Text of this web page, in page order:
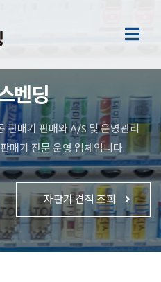
벤딩
판매기 판매와 A/S 및 운영관리
매기 전문 운영 업체입니다.
자판기 견적 조회